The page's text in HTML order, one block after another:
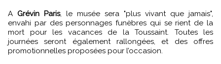
A Grévin Paris, le musée sera "plus vivant que jamais",
envahi par des personnages funèbres qui se rient de la
mort pour les vacances de la Toussaint. Toutes les
journées seront également rallongées, et des offres
promotionnelles proposées pour l’occasion.